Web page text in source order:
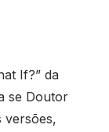
If?” da
se Doutor
versões,